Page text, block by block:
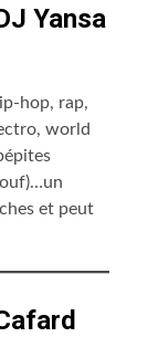
Yansa
hop, rap,
world
et peut